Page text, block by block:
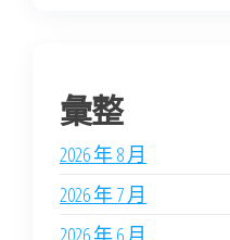
彙整
2026 年 8 月
2026 年 7 月
2026 年 6 月